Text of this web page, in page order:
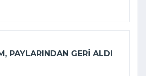
PAYLARINDAN GERI ALDI